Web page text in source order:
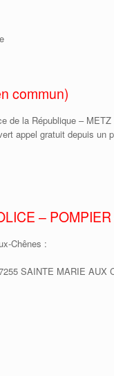
commun)
de la République – METZ
appel gratuit depuis un
–
Chênes :
SAINTE MARIE AUX